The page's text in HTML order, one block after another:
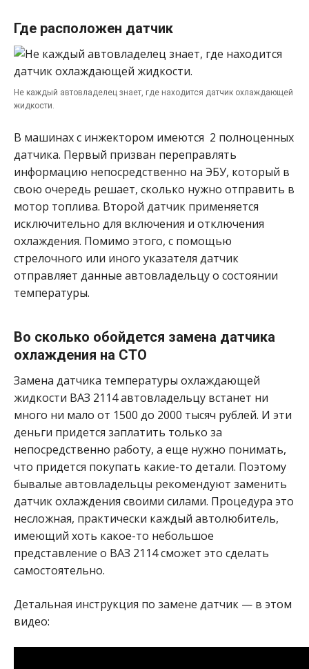
Где расположен датчик
Не каждый автовладелец знает, где находится датчик охлаждающей
жидкости.
В машинах с инжектором имеются 2 полноценных
датчика. Первый призван переправлять
информацию непосредственно на ЭБУ, который в
свою очередь решает, сколько нужно отправить в
мотор топлива. Второй датчик применяется
исключительно для включения и отключения
охлаждения. Помимо этого, с помощью
стрелочного или иного указателя датчик
отправляет данные автовладельцу о состоянии
температуры.
Во сколько обойдется замена датчика
охлаждения на СТО
Замена датчика температуры охлаждающей
жидкости ВАЗ 2114 автовладельцу встанет ни
много ни мало от 1500 до 2000 тысяч рублей. И эти
деньги придется заплатить только за
непосредственно работу, а еще нужно понимать,
что придется покупать какие-то детали. Поэтому
бывалые автовладельцы рекомендуют заменить
датчик охлаждения своими силами. Процедура это
несложная, практически каждый автолюбитель,
имеющий хоть какое-то небольшое
представление о ВАЗ 2114 сможет это сделать
самостоятельно.
Детальная инструкция по замене датчик — в этом
видео: